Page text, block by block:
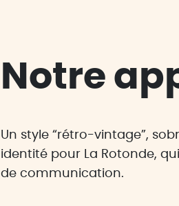
Notre
Un style “rétro-vintage”,
identité pour La Rotonde,
de communication.